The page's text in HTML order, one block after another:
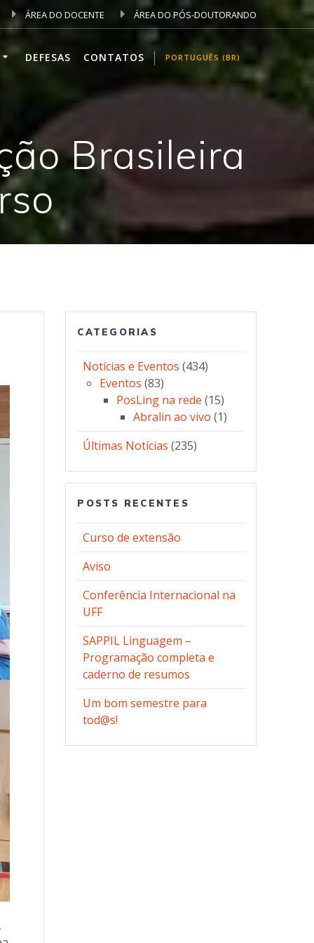
ÁREA DO DOCENTE ÁREA DO PÓS-DOUTORANDO
DEFESAS CONTATOS PORTUGUÊS (BR)
Brasileira
CATEGORIAS
Notícias e Eventos (434)
Eventos (83)
PosLing na rede (15)
Abralin ao vivo (1)
Últimas Notícias (235)
POSTS RECENTES
Curso de extensão
Aviso
Conferência Internacional na
UFF
SAPPIL Linguagem –
Programação completa e
caderno de resumos
Um bom semestre para
tod@s!